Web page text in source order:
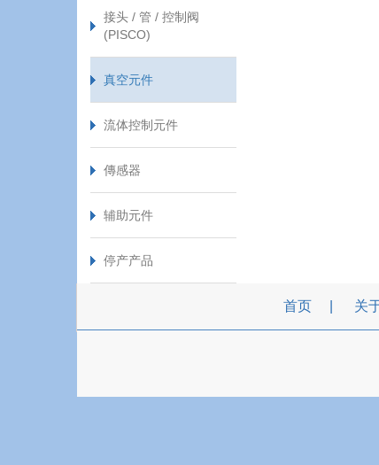
接头 / 管 / 控制阀
(PISCO)
真空元件
流体控制元件
傳感器
辅助元件
停产产品
首页 关